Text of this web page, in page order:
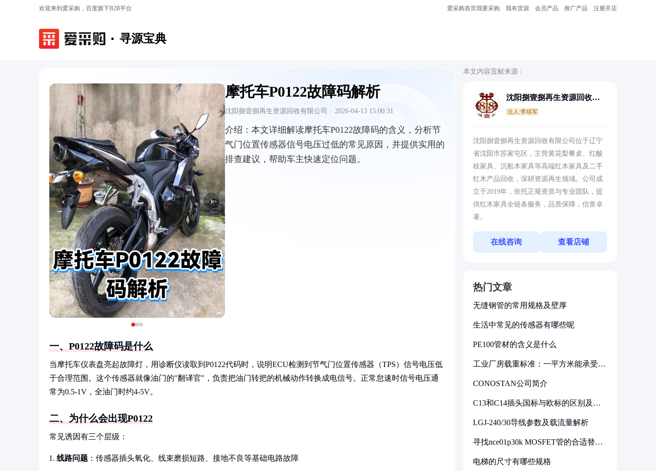
欢迎来到爱采购，百度旗下B2B平台 爱采购首页我要采购 我有货源 会员产品 推广产品 注册开店
寻源宝典
‹ ›
摩托车P0122故障码解析
沈阳捌壹捌再生资源回收有限公司 · 2026-04-13 15:00:31
介绍： 本文详细解读摩托车P0122故障码的含义，分析节
气门位置传感器信号电压过低的常见原因，并提供实用的
排查建议，帮助车主快速定位问题。
一、P0122故障码是什么
当摩托车仪表盘亮起故障灯，用诊断仪读取到P0122代码时，说明ECU检测到节气门位置传感器（TPS）信号电压低
于合理范围。这个传感器就像油门的"翻译官"，负责把油门转把的机械动作转换成电信号。正常怠速时信号电压通
常为0.5-1V，全油门时约4-5V。
二、为什么会出现P0122
常见诱因有三个层级：
线路问题 ：传感器插头氧化、线束磨损短路、接地不良等基础电路故障
本文内容贡献来源：
沈阳捌壹捌再生资源回收有
法人:李续军
沈阳捌壹捌再生资源回收有限公司位于辽宁
省沈阳市苏家屯区，主营黄花梨餐桌、红酸
枝家具、沉船木家具等高端红木家具及二手
红木产品回收，深耕资源再生领域。公司成
立于2019年，依托正规资质与专业团队，提
供红木家具全链条服务，品质保障，信誉卓
著。
在线咨询 查看店铺
热门文章
无缝钢管的常用规格及壁厚
生活中常见的传感器有哪些呢
PE100管材的含义是什么
工业厂房载重标准：一平方米能承受多
CONOSTAN公司简介
C13和C14插头国标与欧标的区别及其
LGJ-240/30导线参数及载流量解析
寻找nce01p30k MOSFET管的合适替代
电梯的尺寸有哪些规格